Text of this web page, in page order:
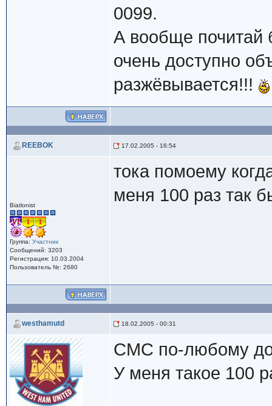
0099.
А вообще почитай
очень доступно
разжёвывается!!!
REEBOK 17.02.2005 - 16:54
Biatlonist
Группа: Участник
Сообщений: 3203
Регистрация: 10.03.2004
Пользователь №: 2680
тока помоему
меня 100 раз так
westhamutd 18.02.2005 - 00:31
СМС по-любому
У меня такое 100